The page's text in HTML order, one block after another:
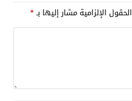
الحقول الإلزامية مشار إليها بـ*